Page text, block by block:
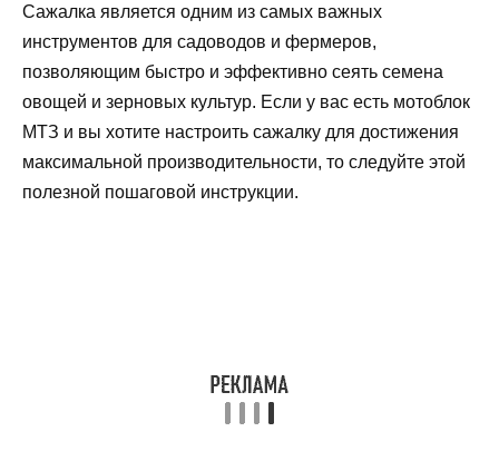
Сажалка является одним из самых важных
инструментов для садоводов и фермеров,
позволяющим быстро и эффективно сеять семена
овощей и зерновых культур. Если у вас есть мотоблок
МТЗ и вы хотите настроить сажалку для достижения
максимальной производительности, то следуйте этой
полезной пошаговой инструкции.